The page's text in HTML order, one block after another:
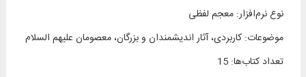
نوع نرم‌افزار:معجم لفظی
موضوعات:کاربردی، آثار اندیشمندان و بزرگان، معصومان علیهم السلام
تعداد کتاب‌ها:
15